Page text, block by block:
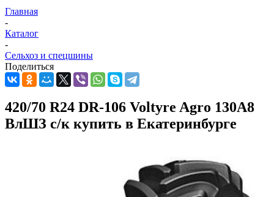
Главная
-
Каталог
-
Сельхоз и спецшины
Поделиться
420/70 R24 DR-106 Voltyre Agro 130A8
ВлШЗ с/к купить в Екатеринбурге